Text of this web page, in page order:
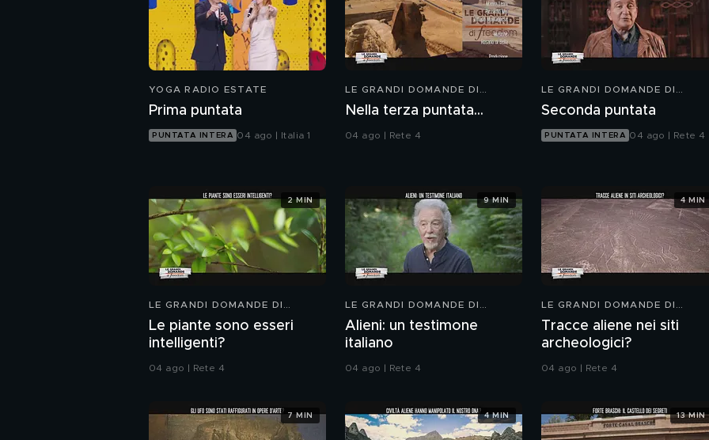
YOGA RADIO ESTATE
Prima puntata
PUNTATA INTERA 04 ago | Italia 1
LE GRANDI DOMANDE DI
Nella terza puntata...
04 ago | Rete 4
LE GRANDI DOMANDE DI
Seconda puntata
PUNTATA INTERA 04 ago | Rete 4
LE GRANDI DOMANDE DI
Le piante sono esseri
intelligenti?
04 ago | Rete 4
2 MIN
LE GRANDI DOMANDE DI
Alieni: un testimone
italiano
04 ago | Rete 4
9 MIN
LE GRANDI DOMANDE DI
Tracce aliene nei siti
archeologici?
04 ago | Rete 4
4 MIN
7 MIN 4 MIN 13 MIN